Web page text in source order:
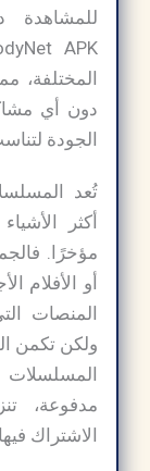
للمشاهدة
المختلفة،
دون أي
الجودة
تُعد
أكثر
مؤخرًا.
أو الأفلام
المنصات
ولكن تكمن
المسلسلات
مدفوعة،
الاشتراك